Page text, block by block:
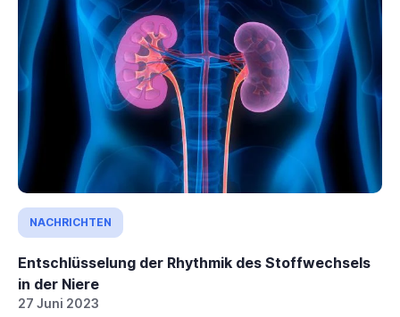
NACHRICHTEN
Entschlüsselung der Rhythmik des Stoffwechsels
in der Niere
27 Juni 2023